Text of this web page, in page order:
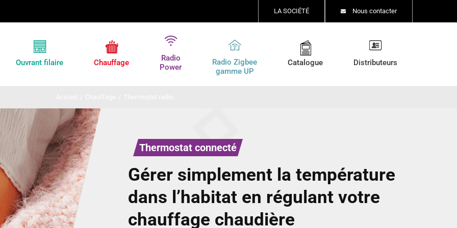
LA SOCIÉTÉ Nous contacter
Ouvrant filaire Chauffage
Radio
Power
Radio Zigbee
gamme UP
Catalogue Distributeurs
Thermostat connecté
Gérer simplement la température
dans l’habitat en régulant votre
chauffage chaudière